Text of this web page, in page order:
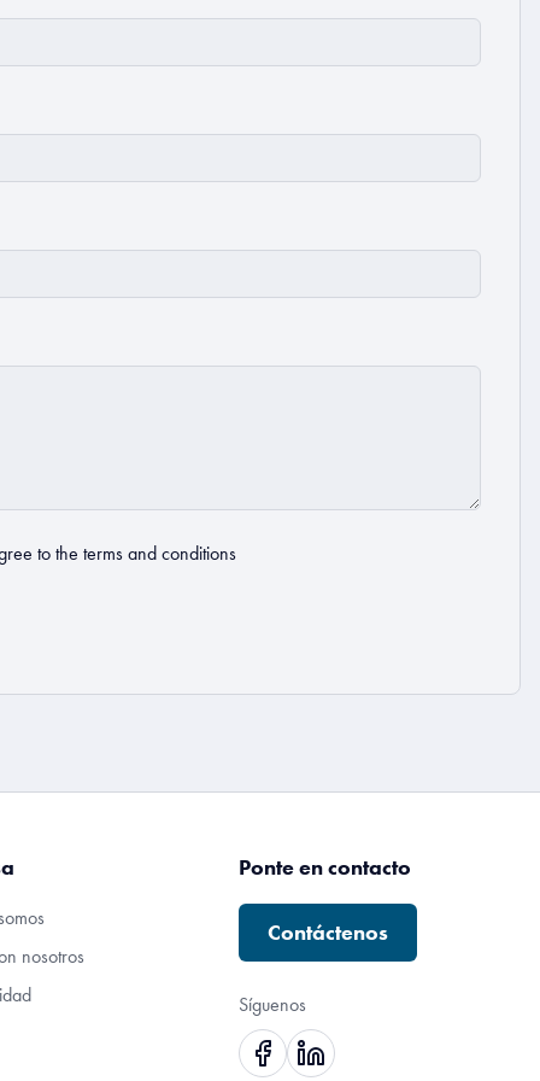
to the terms and conditions
nosotros
Ponte en contacto
Contáctenos
Síguenos